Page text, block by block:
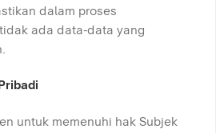
dalam proses
ada data-data yang
untuk memenuhi hak Subjek